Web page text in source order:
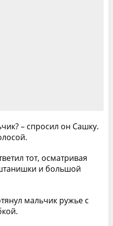
– спросил он Сашку.
тот, осматривая
и большой
мальчик ружье с